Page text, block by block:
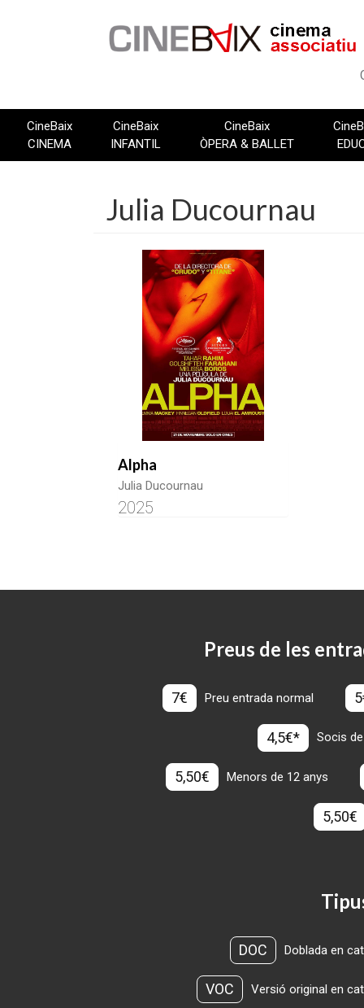
CineBaix
CINEMA
CineBaix
INFANTIL
CineBaix
ÒPERA & BALLET
Julia Ducournau
Alpha
Julia Ducournau
2025
Preus de les
7€ Preu entrada normal
4,5€* Socis
5,50€ Menors de 12 anys
5,50€
DOC Doblada en
VOC Versió original en